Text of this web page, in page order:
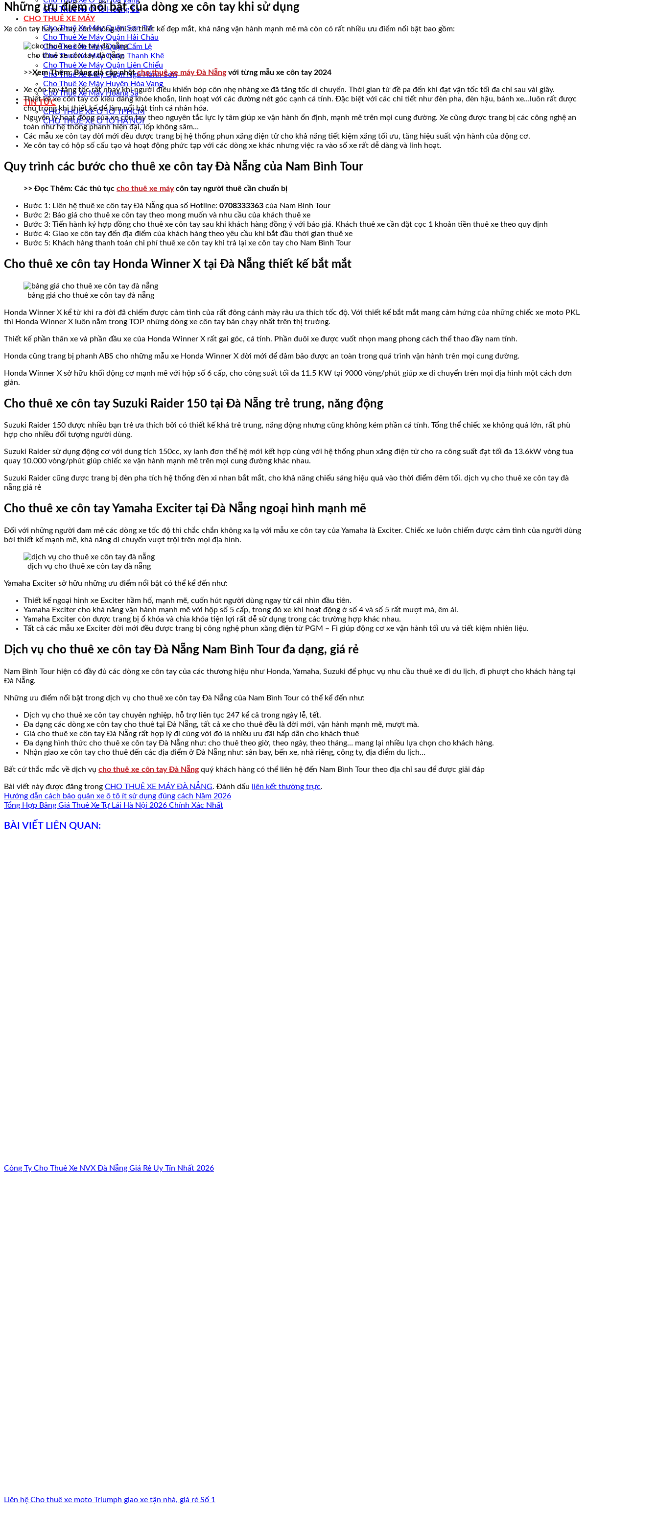
Cho Thuê Xe Ô Tô Hoàng Sa
CHO THUÊ XE MÁY
Cho Thuê Xe Máy Quận Sơn Trà
Cho Thuê Xe Máy Quận Hải Châu
Cho Thuê Xe Máy Quận Cẩm Lệ
Cho Thuê Xe Máy Quận Thanh Khê
Cho Thuê Xe Máy Quận Liên Chiểu
Cho Thuê Xe Máy Quận Ngũ Hành Sơn
Cho Thuê Xe Máy Huyện Hòa Vang
Cho Thuê Xe Máy Hoàng Sa
TIN TỨC
CHO THUÊ XE Ô TÔ TPHCM
CHO THUÊ XE Ô TÔ HÀ NỘI
Những ưu điểm nổi bật của dòng xe côn tay khi sử dụng
Xe côn tay hay xe tay côn không chỉ có thiết kế đẹp mắt, khả năng vận hành mạnh mẽ mà còn có rất nhiều ưu điểm nổi bật bao gồm:
cho thuê xe côn tay đà nẵng
>>Xem Thêm: Bảng giá cập nhậtcho thuê xe máy Đà Nẵngvới từng mẫu xe côn tay 2024
Xe côn tay tăng tốc rất nhạy khi người điều khiển bóp côn nhẹ nhàng xe đã tăng tốc di chuyển. Thời gian từ đề pa đến khi đạt vận tốc tối đa chỉ sau vài giây.
Thiết kế xe côn tay có kiểu dáng khỏe khoắn, linh hoạt với các đường nét góc cạnh cá tính. Đặc biệt với các chi tiết như đèn pha, đèn hậu, bánh xe…luôn rất được
chú trọng khi thiết kế để làm nổi bật tính cá nhân hóa.
Nguyên lý hoạt động của xe côn tay theo nguyên tắc lực ly tâm giúp xe vận hành ổn định, mạnh mẽ trên mọi cung đường. Xe cũng được trang bị các công nghệ an
toàn như hệ thống phanh hiện đại, lốp không săm…
Các mẫu xe côn tay đời mới đều được trang bị hệ thống phun xăng điện tử cho khả năng tiết kiệm xăng tối ưu, tăng hiệu suất vận hành của động cơ.
Xe côn tay có hộp số cấu tạo và hoạt động phức tạp với các dòng xe khác nhưng việc ra vào số xe rất dễ dàng và linh hoạt.
Quy trình các bước cho thuê xe côn tay Đà Nẵng của Nam Bình Tour
>> Đọc Thêm: Các thủ tục cho thuê xe máycôn tay người thuê cần chuẩn bị
Bước 1: Liên hệ thuê xe côn tay Đà Nẵng qua số Hotline: 0708333363 của Nam Bình Tour
Bước 2: Báo giá cho thuê xe côn tay theo mong muốn và nhu cầu của khách thuê xe
Bước 3: Tiến hành ký hợp đồng cho thuê xe côn tay sau khi khách hàng đồng ý với báo giá. Khách thuê xe cần đặt cọc 1 khoản tiền thuê xe theo quy định
Bước 4: Giao xe côn tay đến địa điểm của khách hàng theo yêu cầu khi bắt đầu thời gian thuê xe
Bước 5: Khách hàng thanh toán chi phí thuê xe côn tay khi trả lại xe côn tay cho Nam Bình Tour
Cho thuê xe côn tay Honda Winner X tại Đà Nẵng thiết kế bắt mắt
bảng giá cho thuê xe côn tay đà nẵng
Honda Winner X kể từ khi ra đời đã chiếm được cảm tình của rất đông cánh mày râu ưa thích tốc độ. Với thiết kế bắt mắt mang cảm hứng của những chiếc xe moto PKL
thì Honda Winner X luôn nằm trong TOP những dòng xe côn tay bán chạy nhất trên thị trường.
Thiết kế phần thân xe và phần đầu xe của Honda Winner X rất gai góc, cá tính. Phần đuôi xe được vuốt nhọn mang phong cách thể thao đầy nam tính.
Honda cũng trang bị phanh ABS cho những mẫu xe Honda Winner X đời mới để đảm bảo được an toàn trong quá trình vận hành trên mọi cung đường.
Honda Winner X sở hữu khối động cơ mạnh mẽ với hộp số 6 cấp, cho công suất tối đa 11.5 KW tại 9000 vòng/phút giúp xe di chuyển trên mọi địa hình một cách đơn
giản.
Cho thuê xe côn tay Suzuki Raider 150 tại Đà Nẵng trẻ trung, năng động
Suzuki Raider 150 được nhiều bạn trẻ ưa thích bởi có thiết kế khá trẻ trung, năng động nhưng cũng không kém phần cá tính. Tổng thể chiếc xe không quá lớn, rất phù
hợp cho nhiều đối tượng người dùng.
Suzuki Raider sử dụng động cơ với dung tích 150cc, xy lanh đơn thế hệ mới kết hợp cùng với hệ thống phun xăng điện tử cho ra công suất đạt tối đa 13.6kW vòng tua
quay 10.000 vòng/phút giúp chiếc xe vận hành mạnh mẽ trên mọi cung đường khác nhau.
Suzuki Raider cũng được trang bị đèn pha tích hệ thống đèn xi nhan bắt mắt, cho khả năng chiếu sáng hiệu quả vào thời điểm đêm tối. dịch vụ cho thuê xe côn tay đà
nẵng giá rẻ
Cho thuê xe côn tay Yamaha Exciter tại Đà Nẵng ngoại hình mạnh mẽ
Đối với những người đam mê các dòng xe tốc độ thì chắc chắn không xa lạ với mẫu xe côn tay của Yamaha là Exciter. Chiếc xe luôn chiếm được cảm tình của người dùng
bởi thiết kế mạnh mẽ, khả năng di chuyển vượt trội trên mọi địa hình.
dịch vụ cho thuê xe côn tay đà nẵng
Yamaha Exciter sở hữu những ưu điểm nổi bật có thể kể đến như:
Thiết kế ngoại hình xe Exciter hầm hố, mạnh mẽ, cuốn hút người dùng ngay từ cái nhìn đầu tiên.
Yamaha Exciter cho khả năng vận hành mạnh mẽ với hộp số 5 cấp, trong đó xe khi hoạt động ở số 4 và số 5 rất mượt mà, êm ái.
Yamaha Exciter còn được trang bị ổ khóa và chìa khóa tiện lợi rất dễ sử dụng trong các trường hợp khác nhau.
Tất cả các mẫu xe Exciter đời mới đều được trang bị công nghệ phun xăng điện từ PGM – Fi giúp động cơ xe vận hành tối ưu và tiết kiệm nhiên liệu.
Dịch vụ cho thuê xe côn tay Đà Nẵng Nam Bình Tour đa dạng, giá rẻ
Nam Bình Tour hiện có đầy đủ các dòng xe côn tay của các thương hiệu như Honda, Yamaha, Suzuki để phục vụ nhu cầu thuê xe đi du lịch, đi phượt cho khách hàng tại
Đà Nẵng.
Những ưu điểm nổi bật trong dịch vụ cho thuê xe côn tay Đà Nẵng của Nam Bình Tour có thể kể đến như:
Dịch vụ cho thuê xe côn tay chuyên nghiệp, hỗ trợ liên tục 247 kể cả trong ngày lễ, tết.
Đa dạng các dòng xe côn tay cho thuê tại Đà Nẵng, tất cả xe cho thuê đều là đời mới, vận hành mạnh mẽ, mượt mà.
Giá cho thuê xe côn tay Đà Nẵng rất hợp lý đi cùng với đó là nhiều ưu đãi hấp dẫn cho khách thuê
Đa dạng hình thức cho thuê xe côn tay Đà Nẵng như: cho thuê theo giờ, theo ngày, theo tháng… mang lại nhiều lựa chọn cho khách hàng.
Nhận giao xe côn tay cho thuê đến các địa điểm ở Đà Nẵng như: sân bay, bến xe, nhà riêng, công ty, địa điểm du lịch…
Bất cứ thắc mắc về dịch vụ cho thuê xe côn tay Đà Nẵngquý khách hàng có thể liên hệ đến Nam Bình Tour theo địa chỉ sau để được giải đáp
Bài viết này được đăng trong CHO THUÊ XE MÁY ĐÀ NẴNG. Đánh dấu liên kết thường trực.
Hướng dẫn cách bảo quản xe ô tô ít sử dụng đúng cách Năm 2026
Tổng Hợp Bảng Giá Thuê Xe Tự Lái Hà Nội 2026 Chính Xác Nhất
BÀI VIẾT LIÊN QUAN:
Công Ty Cho Thuê Xe NVX Đà Nẵng Giá Rẻ Uy Tín Nhất 2026
Liên hệ Cho thuê xe moto Triumph giao xe tận nhà, giá rẻ Số 1